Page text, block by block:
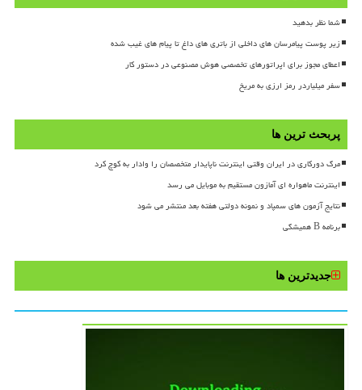
شما نظر بدهید
زیر پوست پیامرسان های داخلی از باتری های داغ تا پیام های غیب شده
اعطای مجوز برای اپراتورهای تخصصی هوش مصنوعی در دستور کار
سفر میلیاردر رمز ارزی به مریخ
پربحث ترین ها
مرگ دورکاری در ایران وقتی اینترنت ناپایدار متخصصان را وادار به کوچ کرد
اینترنت ماهواره ای آمازون مستقیم به موبایل می رسد
نتایج آزمون های سمپاد و نمونه دولتی هفته بعد منتشر می شود
برنامه B همیشگی
جدیدترین ها